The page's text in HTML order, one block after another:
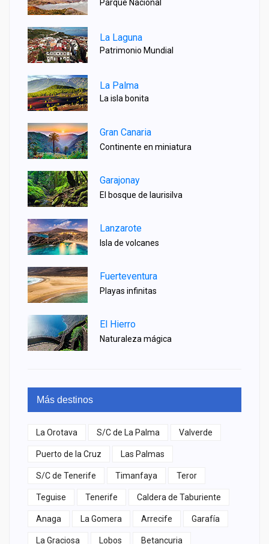
Parque Nacional
La Laguna
Patrimonio Mundial
La Palma
La isla bonita
Gran Canaria
Continente en miniatura
Garajonay
El bosque de laurisilva
Lanzarote
Isla de volcanes
Fuerteventura
Playas infinitas
El Hierro
Naturaleza mágica
Más destinos
La Orotava S/C de La Palma Valverde
Puerto de la Cruz Las Palmas
S/C de Tenerife Timanfaya Teror
Teguise Tenerife Caldera de Taburiente
Anaga La Gomera Arrecife Garafía
La Graciosa Lobos Betancuria